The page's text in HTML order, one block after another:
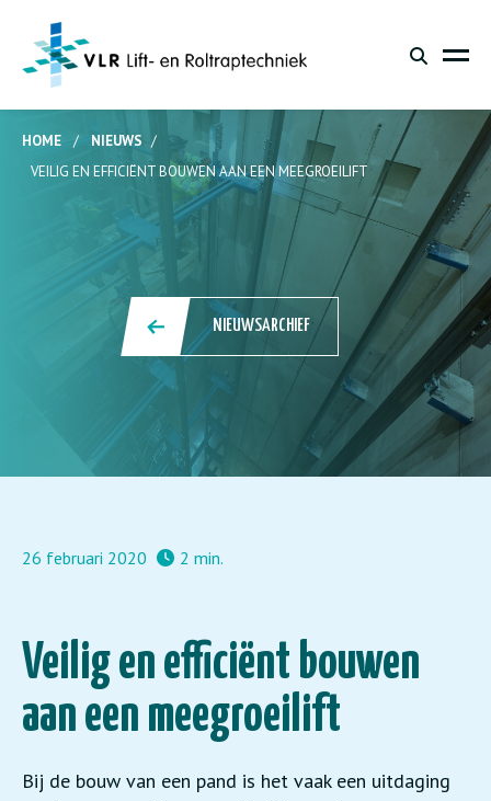
HOME / NIEUWS /
VEILIG EN EFFICIËNT BOUWEN AAN EEN MEEGROEILIFT
NIEUWSARCHIEF
26 februari 2020 2 min.
Veilig en efficiënt bouwen
aan een meegroeilift
Bij de bouw van een pand is het vaak een uitdaging